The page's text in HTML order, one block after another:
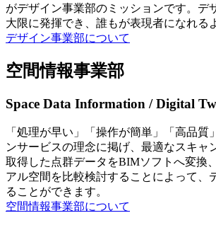
がデザイン事業部のミッションです。デ
大限に発揮でき、誰もが表現者になれる
デザイン事業部について
空間情報事業部
Space Data Information / Digital
「処理が早い」「操作が簡単」「高品質
ンサービスの理念に掲げ、最適なスキャ
取得した点群データをBIMソフトへ変換
アル空間を比較検討することによって、
ることができます。
空間情報事業部について